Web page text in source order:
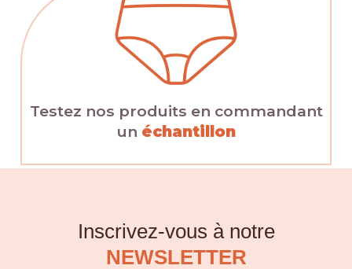
Testez nos produits en commandant
un échantillon
Inscrivez-vous à notre
NEWSLETTER